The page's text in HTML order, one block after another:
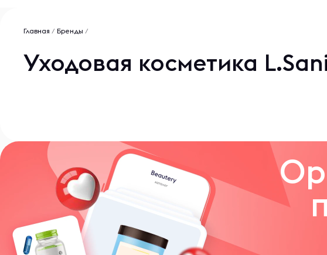
Главная / Бренды /
Уходовая косметика